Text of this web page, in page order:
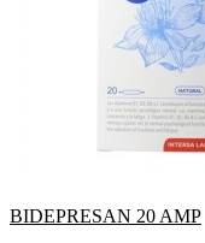
BIDEPRESAN 20 AMP